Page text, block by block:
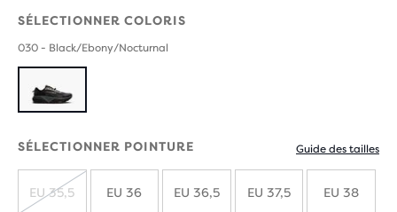
SÉLECTIONNER COLORIS
030 - Black/Ebony/Nocturnal
SÉLECTIONNER POINTURE Guide des tailles
EU 35,5 EU 36 EU 36,5 EU 37,5 EU 38